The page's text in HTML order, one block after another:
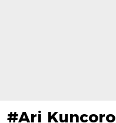
#Ari Kuncoro